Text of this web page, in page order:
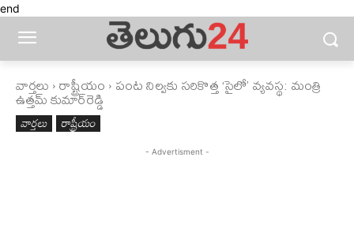
end
వార్తలు రాష్ట్రీయం పంట నిల్వకు సరికొత్త ‘సైలో’ వ్యవస్థ: మంత్రి
ఉత్తమ్ కుమార్‌రెడ్డి
వార్తలు రాష్ట్రీయం
- Advertisment -